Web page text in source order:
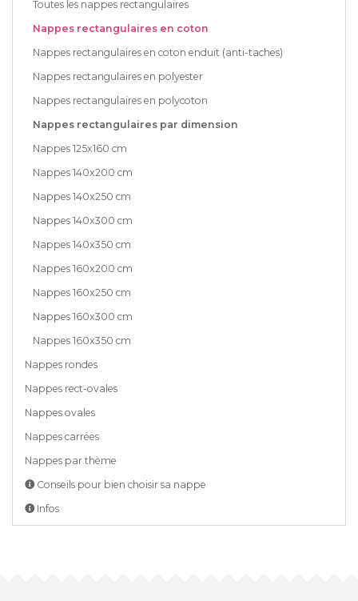
Toutes les nappes rectangulaires
Nappes rectangulaires en coton
Nappes rectangulaires en coton enduit (anti-taches)
Nappes rectangulaires en polyester
Nappes rectangulaires en polycoton
Nappes rectangulaires par dimension
Nappes 125x160 cm
Nappes 140x200 cm
Nappes 140x250 cm
Nappes 140x300 cm
Nappes 140x350 cm
Nappes 160x200 cm
Nappes 160x250 cm
Nappes 160x300 cm
Nappes 160x350 cm
Nappes rondes
Nappes rect-ovales
Nappes ovales
Nappes carrées
Nappes par thème
Conseils pour bien choisir sa nappe
Infos